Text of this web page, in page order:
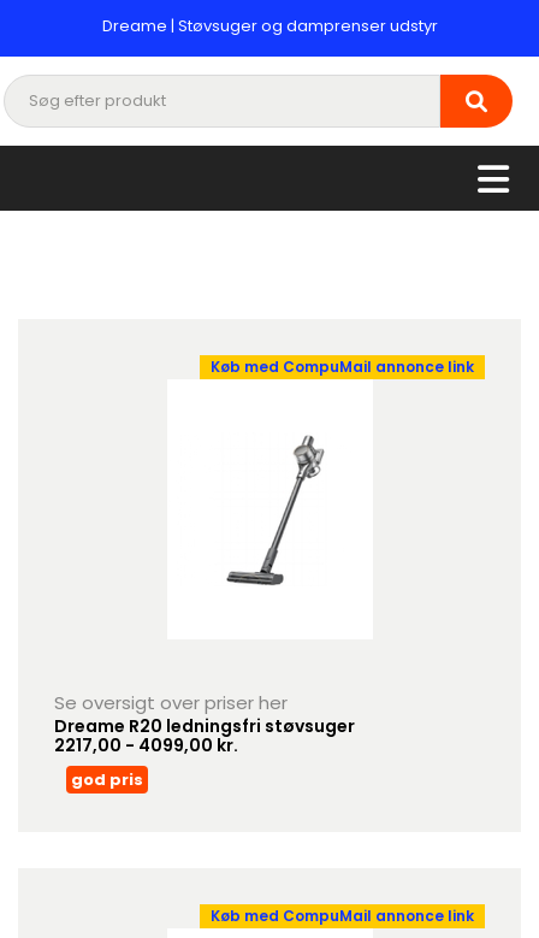
Dreame | Støvsuger og damprenser udstyr
Køb med CompuMail annonce link
Se oversigt over priser her
Dreame R20 ledningsfri støvsuger
2217,00 - 4099,00 kr.
god pris
Køb med CompuMail annonce link